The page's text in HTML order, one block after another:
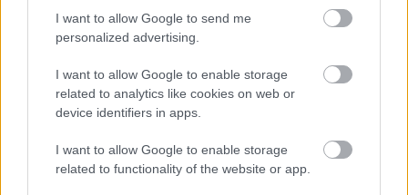
I want to allow Google to send me
personalized advertising.
I want to allow Google to enable storage
related to analytics like cookies on web or
device identifiers in apps.
I want to allow Google to enable storage
related to functionality of the website or app.
5 trvaliek s
Trvalky, ktoré znesú